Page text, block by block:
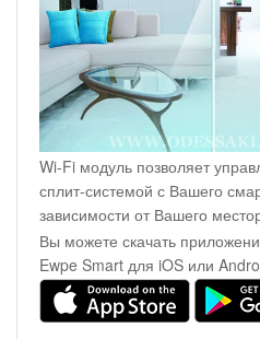
Wi-Fi модуль позволяет
сплит-системой с Вашего
зависимости от Вашего
Вы можете скачать
Ewpe Smart для iOS или